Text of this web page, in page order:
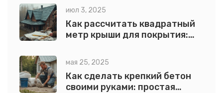
июл 3, 2025
Как рассчитать квадратный
метр крыши для покрытия:
примеры
мая 25, 2025
Как сделать крепкий бетон
своими руками: простая